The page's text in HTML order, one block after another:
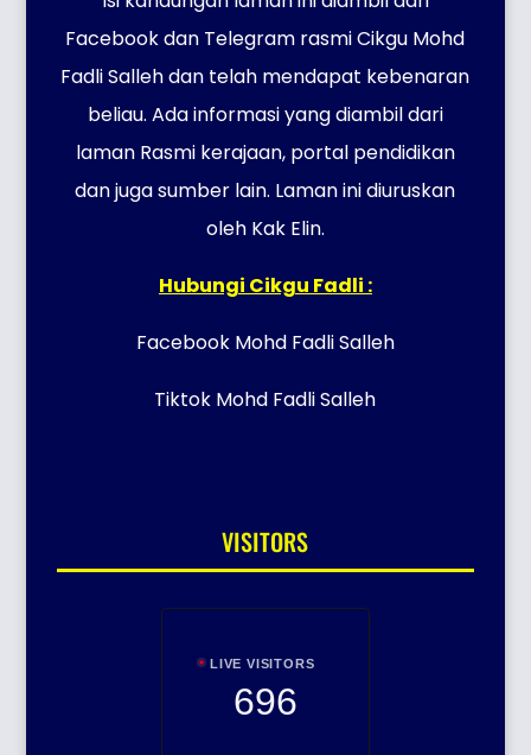
Facebook dan Telegram rasmi Cikgu Mohd
Fadli Salleh dan telah mendapat kebenaran
beliau. Ada informasi yang diambil dari
laman Rasmi kerajaan, portal pendidikan
dan juga sumber lain. Laman ini diuruskan
oleh Kak Elin.
Hubungi Cikgu Fadli :
Facebook Mohd Fadli Salleh
Tiktok Mohd Fadli Salleh
VISITORS
LIVE VISITORS
696